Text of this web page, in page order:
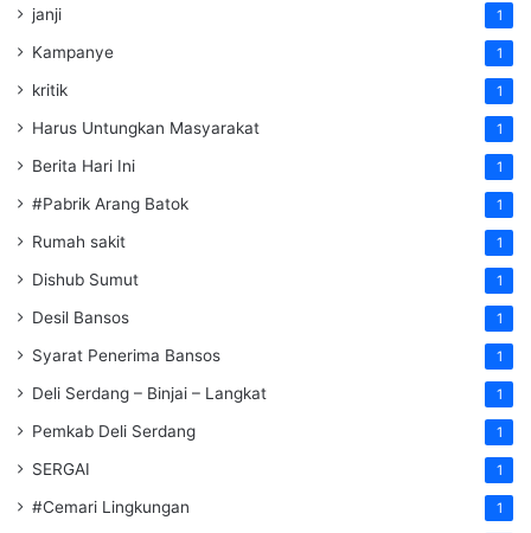
janji 1
Kampanye 1
kritik 1
Harus Untungkan Masyarakat 1
Berita Hari Ini 1
#Pabrik Arang Batok 1
Rumah sakit 1
Dishub Sumut 1
Desil Bansos 1
Syarat Penerima Bansos 1
Deli Serdang – Binjai – Langkat 1
Pemkab Deli Serdang 1
SERGAI 1
#Cemari Lingkungan 1